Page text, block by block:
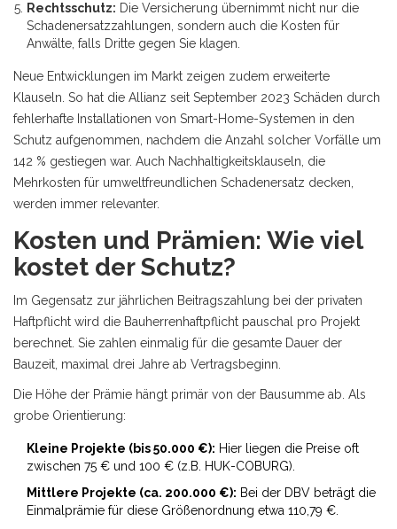
Rechtsschutz: Die Versicherung übernimmt nicht nur die
Schadenersatzzahlungen, sondern auch die Kosten für
Anwälte, falls Dritte gegen Sie klagen.
Neue Entwicklungen im Markt zeigen zudem erweiterte
Klauseln. So hat die Allianz seit September 2023 Schäden durch
fehlerhafte Installationen von Smart-Home-Systemen in den
Schutz aufgenommen, nachdem die Anzahl solcher Vorfälle um
142 % gestiegen war. Auch Nachhaltigkeitsklauseln, die
Mehrkosten für umweltfreundlichen Schadenersatz decken,
werden immer relevanter.
Kosten und Prämien: Wie viel
kostet der Schutz?
Im Gegensatz zur jährlichen Beitragszahlung bei der privaten
Haftpflicht wird die Bauherrenhaftpflicht pauschal pro Projekt
berechnet. Sie zahlen einmalig für die gesamte Dauer der
Bauzeit, maximal drei Jahre ab Vertragsbeginn.
Die Höhe der Prämie hängt primär von der Bausumme ab. Als
grobe Orientierung:
Kleine Projekte (bis 50.000 €): Hier liegen die Preise oft
zwischen 75 € und 100 € (z.B. HUK-COBURG).
Mittlere Projekte (ca. 200.000 €): Bei der DBV beträgt die
Einmalprämie für diese Größenordnung etwa 110,79 €.